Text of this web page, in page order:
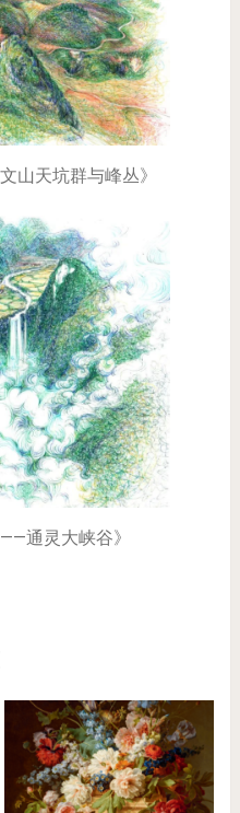
山天坑群与峰丛》
通灵大峡谷》